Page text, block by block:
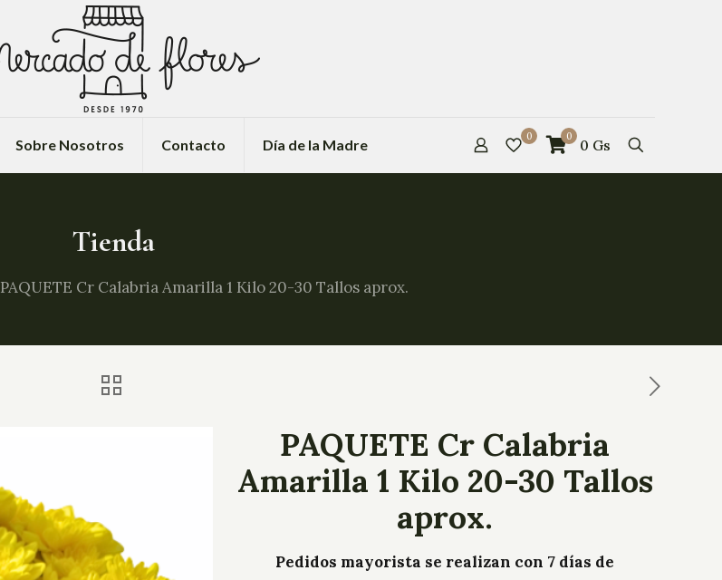
Sobre Nosotros Contacto Día de la Madre 0 0 0 Gs
Tienda
PAQUETE Cr Calabria Amarilla 1 Kilo 20-30 Tallos aprox.
PAQUETE Cr Calabria
Amarilla 1 Kilo 20-30 Tallos
aprox.
Pedidos mayorista se realizan con 7 días de